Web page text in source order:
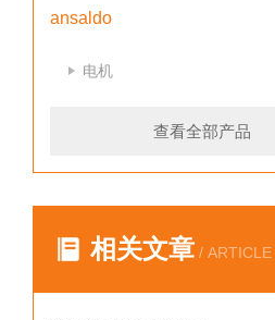
ansaldo
电机
查看全部产品
相关文章 / ARTICLE